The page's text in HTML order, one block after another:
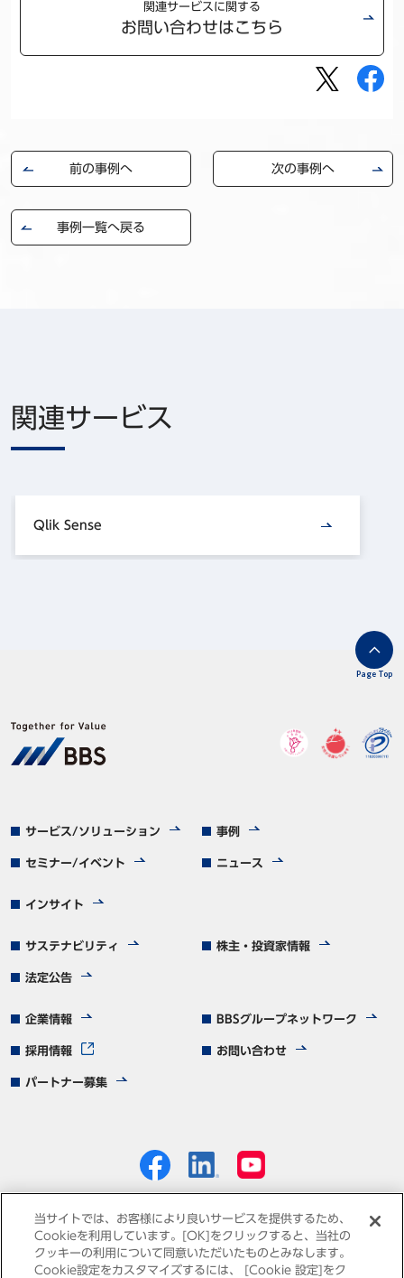
関連サービスに関する
お問い合わせはこちら
前の事例へ 次の事例へ
事例一覧へ戻る
関連サービス
Qlik Sense
サービス/ソリューション 事例
セミナー/イベント ニュース
インサイト
サステナビリティ 株主・投資家情報
法定公告
企業情報 BBSグループネットワーク
採用情報 お問い合わせ
パートナー募集
Page Top
個人情報保護方針 免責事項 サイトマップ
当サイトでは、お客様により良いサービスを提供するため、
Cookieを利用しています。[OK]をクリックすると、当社の
クッキーの利用について同意いただいたものとみなします。
Cookie設定をカスタマイズするには、 [Cookie 設定]をク